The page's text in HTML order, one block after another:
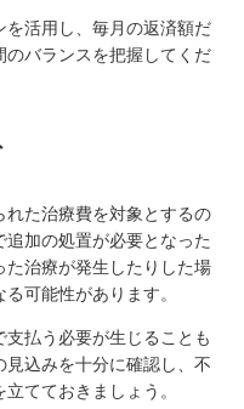
活用し、毎月の返済額だ
のバランスを把握してくだ
た治療費を対象とするの
加の処置が必要となった
た治療が発生したりした場
可能性があります。
払う必要が生じることも
込みを十分に確認し、不
てておきましょう。